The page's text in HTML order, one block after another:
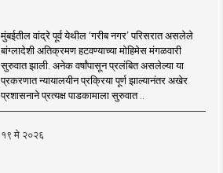
मुंबईतील वांद्रे पूर्व येथील ‘गरीब नगर’ परिसरात असलेले
बांग्लादेशी अतिक्रमण हटवण्याच्या मोहिमेस मंगळवारी
सुरुवात झाली. अनेक वर्षांपासून प्रलंबित असलेल्या या
प्रकरणात न्यायालयीन प्रक्रिया पूर्ण झाल्यानंतर अखेर
प्रशासनाने प्रत्यक्ष पाडकामाला सुरुवात ..
१९ मे २०२६